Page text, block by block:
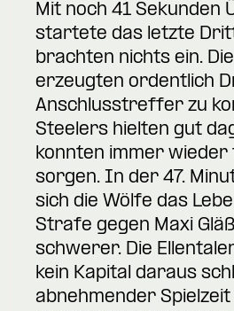
Mit noch 41 Sekunden
startete das letzte
brachten nichts ein.
erzeugten ordentlich
Anschlusstreffer zu
Steelers hielten gut
konnten immer
sorgen. In der 47.
sich die Wölfe das
Strafe gegen Maxi
schwerer. Die
kein Kapital daraus
abnehmender